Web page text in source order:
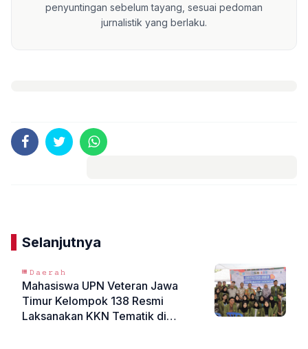
penyuntingan sebelum tayang, sesuai pedoman
jurnalistik yang berlaku.
Selanjutnya
𝙳𝚊𝚎𝚛𝚊𝚑
Mahasiswa UPN Veteran Jawa
Timur Kelompok 138 Resmi
Laksanakan KKN Tematik di